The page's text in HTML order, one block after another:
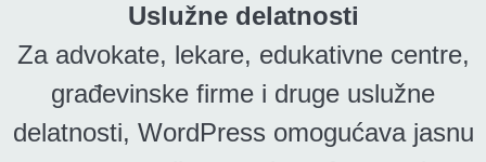
Uslužne delatnosti
Za advokate, lekare, edukativne centre,
građevinske firme i druge uslužne
delatnosti, WordPress omogućava jasnu